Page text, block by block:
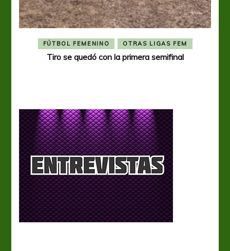
FÚTBOL FEMENINO OTRAS LIGAS FEM
Tiro se quedó con la primera semifinal